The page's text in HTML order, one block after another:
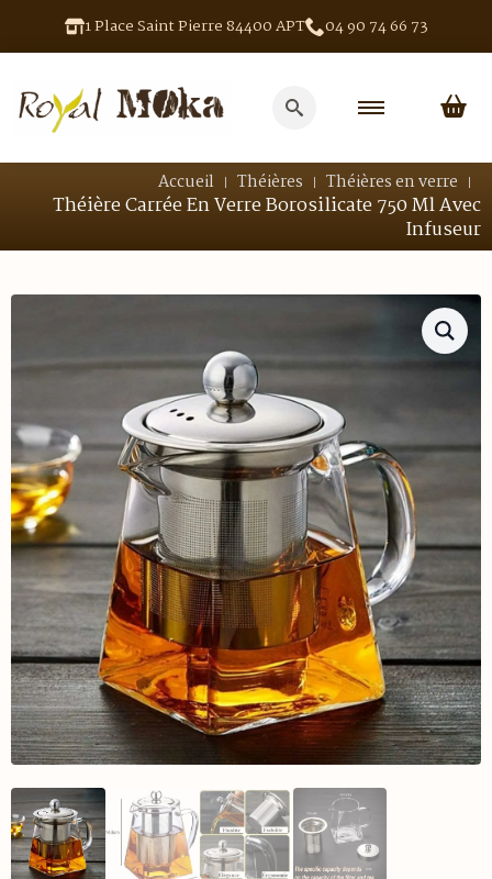
1 Place Saint Pierre 84400 APT 04 90 74 66 73
for:
Accueil Théières Théières en verre
Théière Carrée En Verre Borosilicate 750 Ml Avec
Infuseur